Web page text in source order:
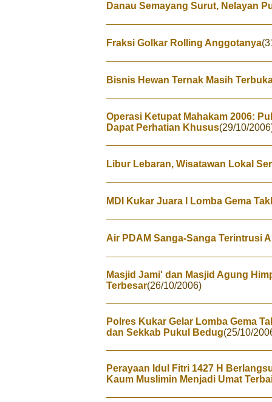
Danau Semayang Surut, Nelayan
Fraksi Golkar Rolling Anggotanya
Bisnis Hewan Ternak Masih
Operasi Ketupat Mahakam 2006:
Dapat Perhatian Khusus(29/10/
Libur Lebaran, Wisatawan Lokal
MDI Kukar Juara I Lomba Gema
Air PDAM Sanga-Sanga Terintrusi
Masjid Jami' dan Masjid Agung
Terbesar(26/10/2006)
Polres Kukar Gelar Lomba Gema
dan Sekkab Pukul Bedug(25/10/
Perayaan Idul Fitri 1427 H
Kaum Muslimin Menjadi Umat